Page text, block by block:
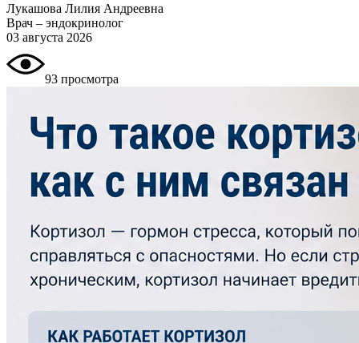
Лукашова Лилия Андреевна
Врач – эндокринолог
03 августа 2026
93 просмотра